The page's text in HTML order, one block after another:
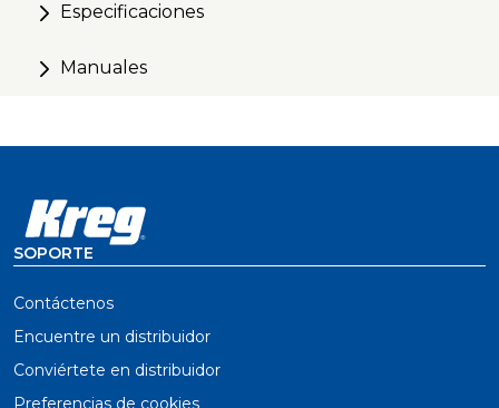
Especificaciones
Manuales
SOPORTE
Contáctenos
Encuentre un distribuidor
Conviértete en distribuidor
Preferencias de cookies